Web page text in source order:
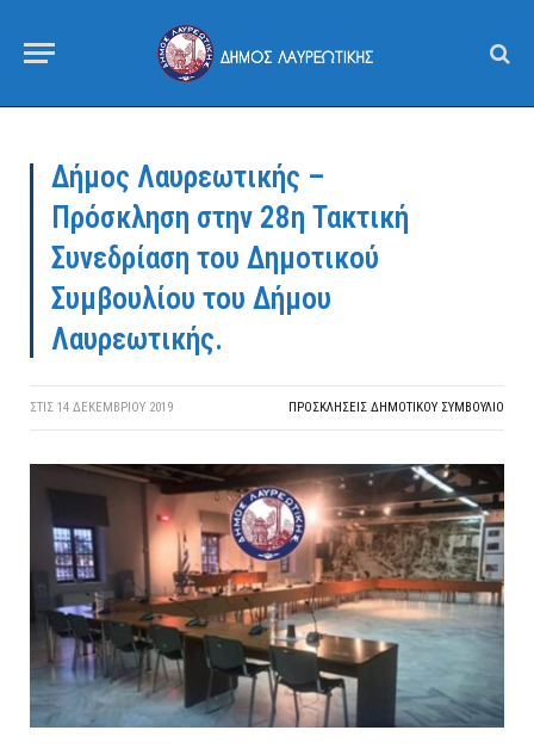
Δήμος Λαυρεωτικής –
Πρόσκληση στην 28η Τακτική
Συνεδρίαση του Δημοτικού
Συμβουλίου του Δήμου
Λαυρεωτικής.
ΣΤΙΣ 14 ΔΕΚΕΜΒΡΊΟΥ 2019 ΠΡΟΣΚΛΉΣΕΙΣ ΔΗΜΟΤΙΚΟΎ ΣΥΜΒΟΎΛΙΟ